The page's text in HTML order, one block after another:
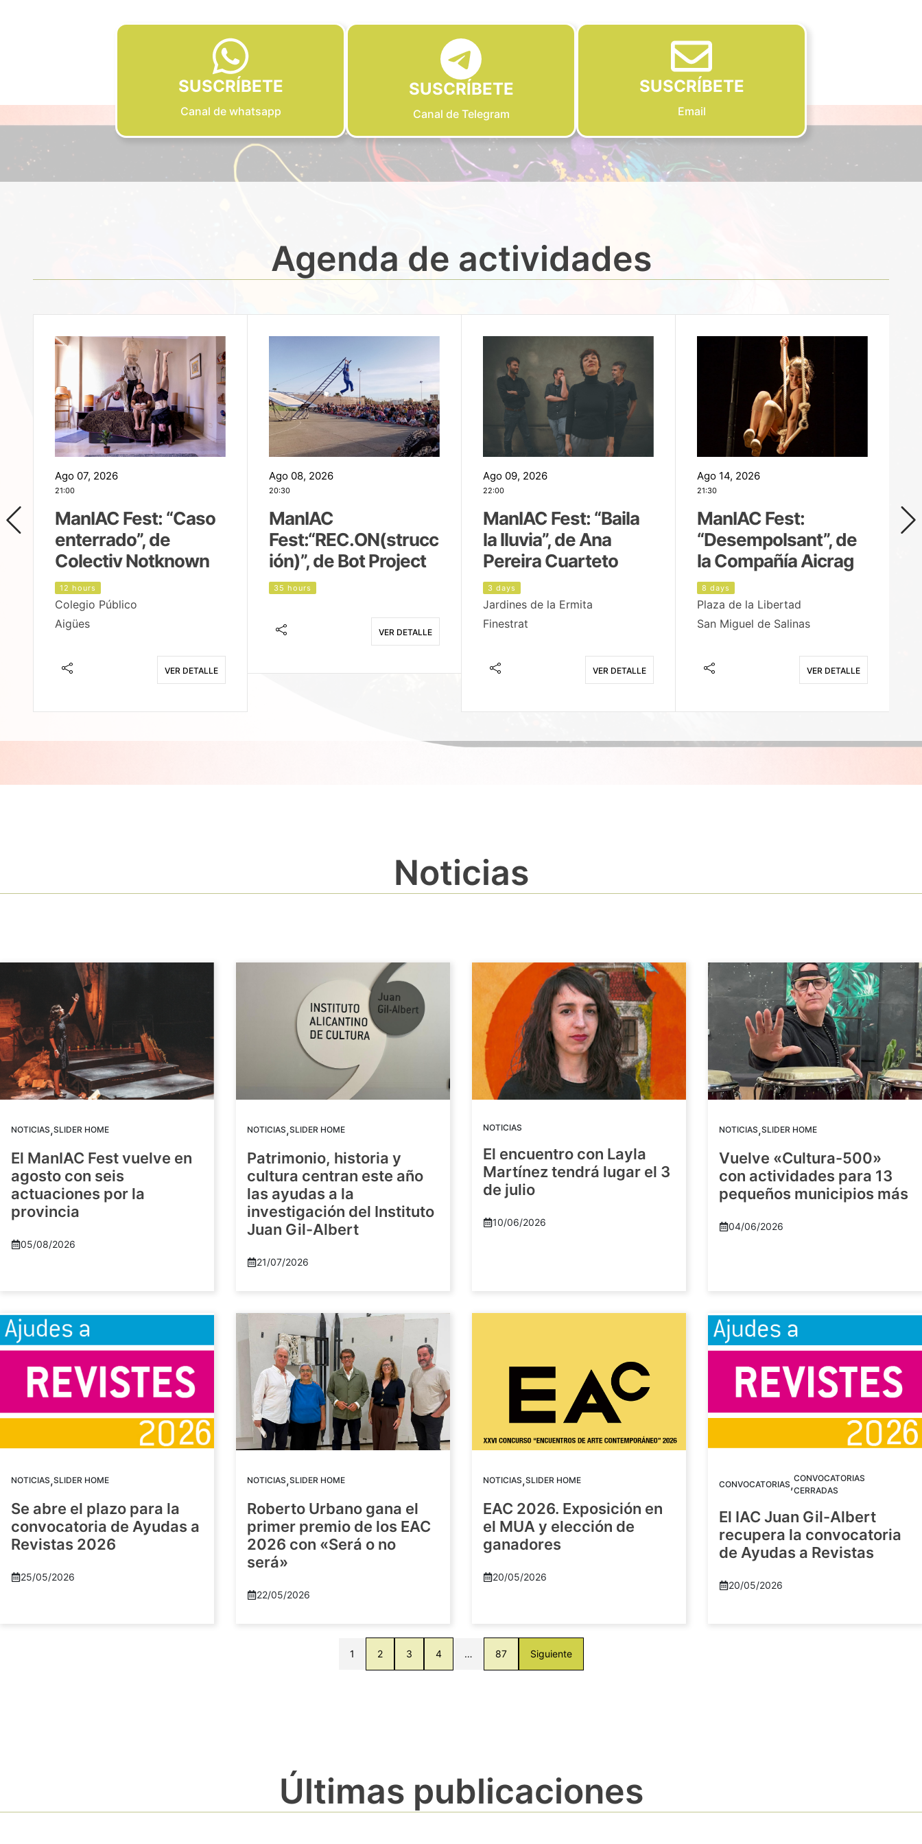
SUSCRÍBETE
Canal de whatsapp
SUSCRÍBETE
Canal de Telegram
SUSCRÍBETE
Email
Agenda de actividades
Ago 07, 2026
21:00
ManIAC Fest: “Caso
enterrado”, de
Colectiv Notknown
12 hours
Colegio Público
Aigües
VER DETALLE
Ago 08, 2026
20:30
ManIAC
Fest:“REC.ON(strucc
ión)”, de Bot Project
35 hours
VER DETALLE
Ago 09, 2026
22:00
ManIAC Fest: “Baila
la lluvia”, de Ana
Pereira Cuarteto
3 days
Jardines de la Ermita
Finestrat
VER DETALLE
Ago 14, 2026
21:30
ManIAC Fest:
“Desempolsant”, de
la Compañía Aicrag
8 days
Plaza de la Libertad
San Miguel de Salinas
VER DETALLE
Noticias
NOTICIAS,SLIDER HOME
El ManIAC Fest vuelve en
agosto con seis
actuaciones por la
provincia
05/08/2026
NOTICIAS,SLIDER HOME
Patrimonio, historia y
cultura centran este año
las ayudas a la
investigación del Instituto
Juan Gil-Albert
21/07/2026
NOTICIAS
El encuentro con Layla
Martínez tendrá lugar el 3
de julio
10/06/2026
NOTICIAS,SLIDER HOME
Vuelve «Cultura-500»
con actividades para 13
pequeños municipios más
04/06/2026
NOTICIAS,SLIDER HOME
Se abre el plazo para la
convocatoria de Ayudas a
Revistas 2026
25/05/2026
NOTICIAS,SLIDER HOME
Roberto Urbano gana el
primer premio de los EAC
2026 con «Será o no
será»
22/05/2026
NOTICIAS,SLIDER HOME
EAC 2026. Exposición en
el MUA y elección de
ganadores
20/05/2026
CONVOCATORIAS,CONVOCATORIAS
CERRADAS
El IAC Juan Gil-Albert
recupera la convocatoria
de Ayudas a Revistas
20/05/2026
1 2 3 4 … 87 Siguiente
Últimas publicaciones